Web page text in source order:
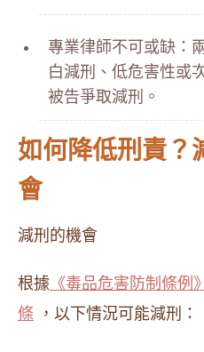
專業律師不可或缺：
白減刑、低危害性或
被告爭取減刑。
如何降低刑責？
會
減刑的機會
根據 《毒品危害防制條例
條 ，以下情況可能減刑：